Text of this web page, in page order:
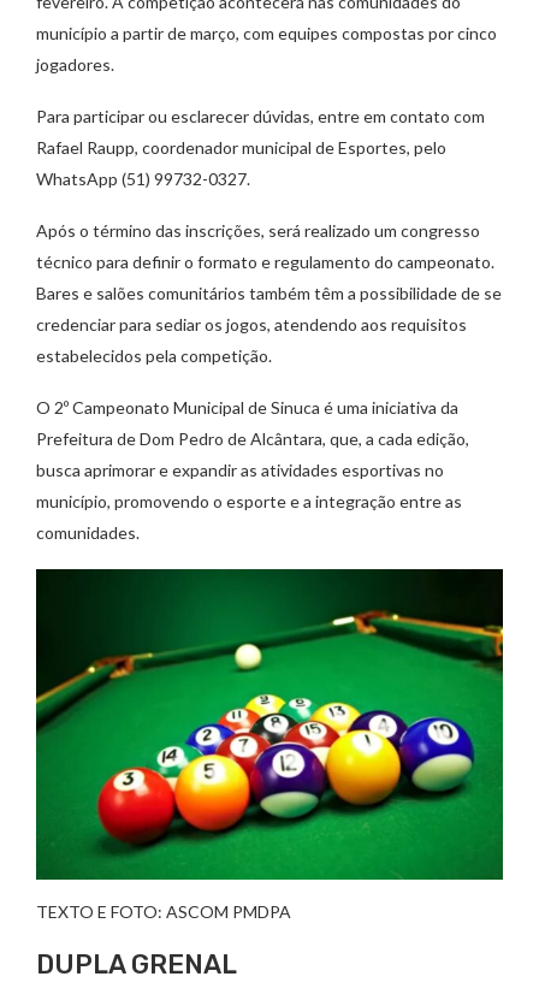
município a partir de março, com equipes compostas por cinco
jogadores.
Para participar ou esclarecer dúvidas, entre em contato com
Rafael Raupp, coordenador municipal de Esportes, pelo
WhatsApp (51) 99732-0327.
Após o término das inscrições, será realizado um congresso
técnico para definir o formato e regulamento do campeonato.
Bares e salões comunitários também têm a possibilidade de se
credenciar para sediar os jogos, atendendo aos requisitos
estabelecidos pela competição.
O 2º Campeonato Municipal de Sinuca é uma iniciativa da
Prefeitura de Dom Pedro de Alcântara, que, a cada edição,
busca aprimorar e expandir as atividades esportivas no
município, promovendo o esporte e a integração entre as
comunidades.
TEXTO E FOTO: ASCOM PMDPA
DUPLA GRENAL